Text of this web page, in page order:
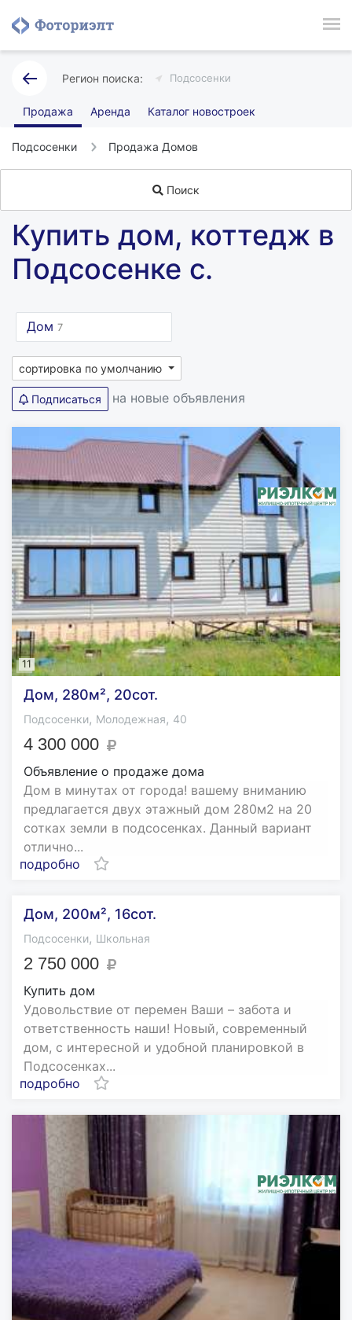
Подсосенки
Продажа Аренда Каталог новостроек
Подсосенки Продажа Домов
Поиск
Купить дом, коттедж в
Подсосенке с.
Дом 7
сортировка по умолчанию
Подписаться на новые объявления
11
Дом, 280м², 20сот.
Подсосенки, Молодежная, 40
4 300 000
Объявление о продаже дома
Дом в минутах от города! вашему вниманию
предлагается двух этажный дом 280м2 на 20
сотках земли в подсосенках. Данный вариант
отлично...
подробно
Дом, 200м², 16сот.
Подсосенки, Школьная
2 750 000
Купить дом
Удовольствие от перемен Ваши – забота и
ответственность наши! Новый, современный
дом, с интересной и удобной планировкой в
Подсосенках...
подробно